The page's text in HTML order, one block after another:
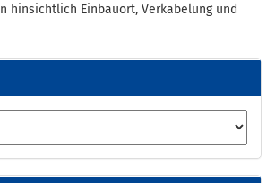
hinsichtlich Einbauort, Verkabelung und